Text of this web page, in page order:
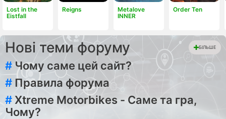
Lost in the
Eistfall
Reigns
Metalove
INNER
Order Ten
Нові теми форуму БІЛЬШЕ
# Чому саме цей сайт?
# Правила форума
# Xtreme Motorbikes - Саме та гра,
Чому?